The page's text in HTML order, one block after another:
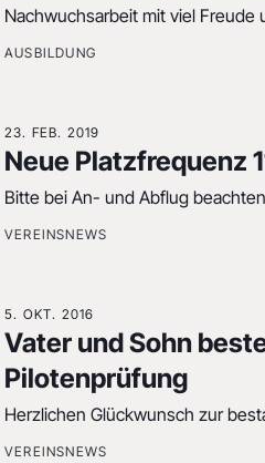
Nachwuchsarbeit mit viel Freude
AUSBILDUNG
23. FEB. 2019
Neue Platzfrequenz
Bitte bei An- und Abflug
VEREINSNEWS
5. OKT. 2016
Vater und Sohn
Pilotenprüfung
Herzlichen Glückwunsch zur
VEREINSNEWS